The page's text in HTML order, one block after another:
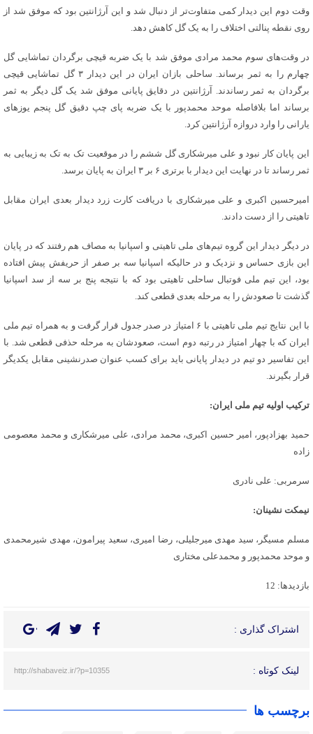
وقت دوم این دیدار کمی متفاوت‌تر از دنبال شد و این آرژانتین بود که موفق شد از
روی نقطه پنالتی اختلاف را به یک گل کاهش دهد.
در وقت‌های سوم محمد مرادی موفق شد با یک ضربه قیچی برگردان تماشایی گل
چهارم را به ثمر برساند. ساحلی بازان ایران در این دیدار ۳ گل تماشایی قیچی
برگردان به ثمر رساندند. آرژانتین در دقایق پایانی موفق شد یک گل دیگر به ثمر
برساند اما بلافاصله موحد محمدپور با یک ضربه پای چپ دقیق گل پنجم یوزهای
یارانی را وارد دروازه آرژانتین کرد.
این پایان کار نبود و علی میرشکاری گل ششم را در موقعیت تک به تک به زیبایی به
ثمر رساند تا در نهایت این دیدار با برتری ۶ بر ۳ ایران به پایان برسد.
امیرحسین اکبری و علی میرشکاری با دریافت کارت زرد دیدار بعدی ایران مقابل
تاهیتی را از دست دادند.
در دیگر دیدار این گروه تیم‌های ملی تاهیتی و اسپانیا به مصاف هم رفتند که در پایان
این بازی حساس و نزدیک و در حالیکه اسپانیا سه بر صفر از حریفش پیش افتاده
بود، این تیم ملی فوتبال ساحلی تاهیتی بود که با نتیجه پنج بر سه از سد اسپانیا
گذشت تا صعودش را به مرحله بعدی قطعی کند.
با این نتایج تیم ملی تاهیتی با ۶ امتیاز در صدر جدول قرار گرفت و به همراه تیم ملی
ایران که با چهار امتیاز در رتبه دوم است، صعودشان به مرحله حذفی قطعی شد. با
این تفاسیر دو تیم در دیدار پایانی باید برای کسب عنوان صدرنشینی مقابل یکدیگر
قرار بگیرند.
ترکیب اولیه تیم ملی ایران:
حمید بهزادپور، امیر حسین اکبری، محمد مرادی، علی میرشکاری و محمد معصومی
زاده
سرمربی: علی نادری
نیمکت نشینان:
مسلم مسیگر، سید مهدی میرجلیلی، رضا امیری، سعید پیرامون، مهدی شیرمحمدی
و موحد محمدپور و محمدعلی مختاری
بازدیدها: 12
اشتراک گذاری :
لینک کوتاه : http://shabaveiz.ir/?p=10355
برچسب ها